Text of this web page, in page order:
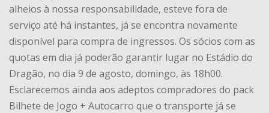
alheios à nossa responsabilidade, esteve fora de
serviço até há instantes, já se encontra novamente
disponível para compra de ingressos. Os sócios com as
quotas em dia já poderão garantir lugar no Estádio do
Dragão, no dia 9 de agosto, domingo, às 18h00.
Esclarecemos ainda aos adeptos compradores do pack
Bilhete de Jogo + Autocarro que o transporte já se